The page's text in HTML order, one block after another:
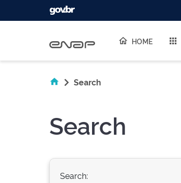
HOME
Search
Search
Search: